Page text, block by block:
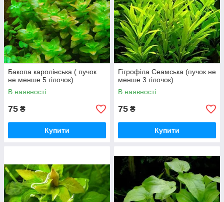
Бакопа каролінська ( пучок
не менше 5 гілочок)
В наявності
75 ₴
Купити
Гігрофіла Сеамська (пучок не
менше 3 гілочок)
В наявності
75 ₴
Купити